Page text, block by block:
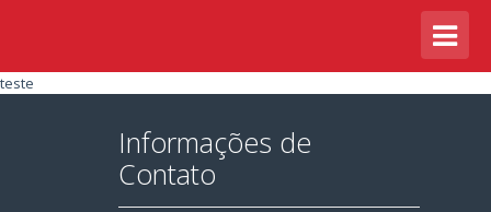
teste
Informações de
Contato